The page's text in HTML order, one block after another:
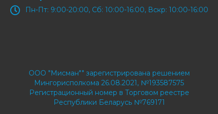
Пн-Пт: 9:00-20:00, Сб: 10:00-16:00, Вскр: 10:00-16:00
ООО "Мисман"" зарегистрирована решением
Мингорисполкома 26.08.2021, №193587575
Регистрационный номер в Торговом реестре
Республики Беларусь №769171